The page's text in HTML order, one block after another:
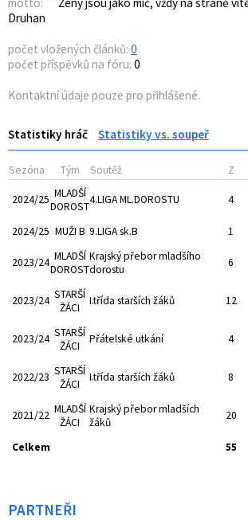
Druhan
počet vložených článků: 0
počet příspěvků na fóru: 0
Kontaktní údaje pouze pro přihlášené.
Statistiky hráč Statistiky vs. soupeř
Sezóna Tým Soutěž Z
2024/25 MLADŠÍ
DOROST
4.LIGA ML.DOROSTU 4
2024/25 MUŽI B 9.LIGA sk.B 1
2023/24 MLADŠÍ
DOROST
Krajský přebor mladšího
dorostu
6
2023/24 STARŠÍ
ŽÁCI
I.třída starších žáků 12
2023/24 STARŠÍ
ŽÁCI
Přátelské utkání 4
2022/23 STARŠÍ
ŽÁCI
I.třída starších žáků 8
2021/22 MLADŠÍ
ŽÁCI
Krajský přebor mladších
žáků
20
Celkem 55
PARTNEŘI